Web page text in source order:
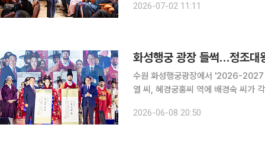
이재준 수원특례시장은 1일 저녁 수
2026-07-02 11:11
화성행궁 광장 들썩…정조대
수원 화성행궁광장에서 '2026-2027
열 씨, 혜경궁홍씨 역에 배경숙 씨가 각각 선발됐다. 8일 이투데이 취재
에 올라 자유복·한복 2단계 심사와 현
2026-06-08 20:50